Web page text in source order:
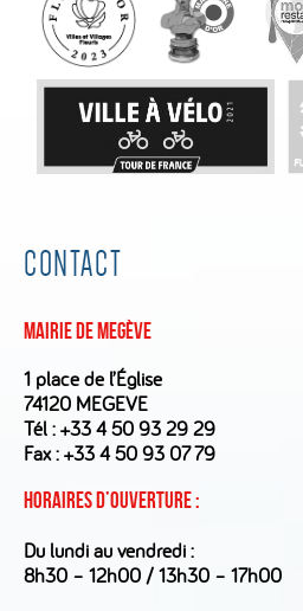
CONTACT
Mairie de Megève
1 place de l’Église
74120 MEGEVE
Tél :+33 4 50 93 29 29
Fax : +33 4 50 93 07 79
Horaires d’ouverture :
Du lundi au vendredi :
8h30 – 12h00 / 13h30 – 17h00